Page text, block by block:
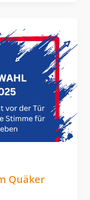
Quäker